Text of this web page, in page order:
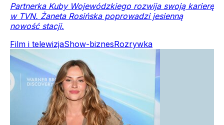
Partnerka Kuby Wojewódzkiego rozwija swoją karierę
w TVN. Żaneta Rosińska poprowadzi jesienną
nowość stacji.
Film i telewizjaShow-biznesRozrywka